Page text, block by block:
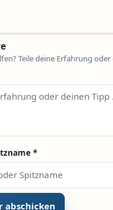
Teile deine Erfahrung oder
*